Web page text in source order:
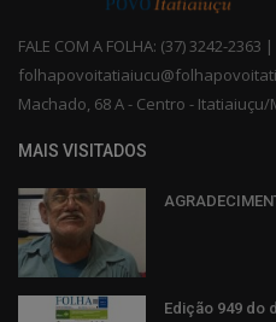
FALE COM A FOLHA: (37) 3242-2363 |
Machado, 68 A - Centro - Itatiaiuçu/
MAIS VISITADOS
Edição 949 do